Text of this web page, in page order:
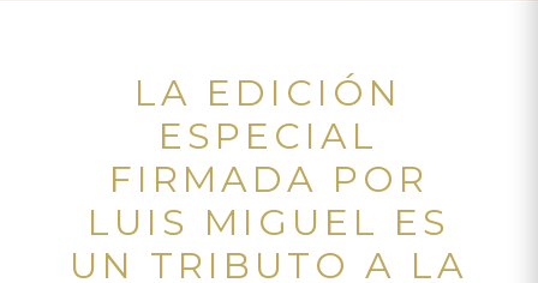
LA EDICIÓN
ESPECIAL
FIRMADA POR
LUIS MIGUEL ES
UN TRIBUTO A LA